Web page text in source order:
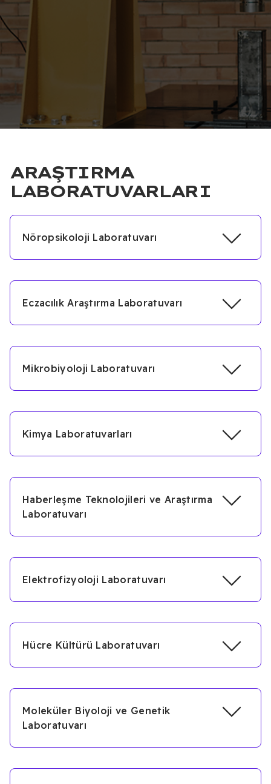
ARAŞTIRMA
LABORATUVARLARI
Nöropsikoloji Laboratuvarı
Eczacılık Araştırma Laboratuvarı
Mikrobiyoloji Laboratuvarı
Kimya Laboratuvarları
Haberleşme Teknolojileri ve Araştırma
Laboratuvarı
Elektrofizyoloji Laboratuvarı
Hücre Kültürü Laboratuvarı
Moleküler Biyoloji ve Genetik
Laboratuvarı